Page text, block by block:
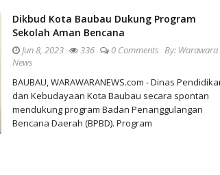
Dikbud Kota Baubau Dukung Program
Sekolah Aman Bencana
Jun 8, 2023 336 0 Comments By: Warawara
News
BAUBAU, WARAWARANEWS.com - Dinas
dan Kebudayaan Kota Baubau secara spontan
mendukung program Badan Penanggulangan
Bencana Daerah (BPBD). Program